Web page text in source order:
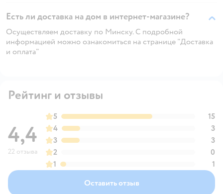
Есть ли доставка на дом в интернет-магазине?
Осуществляем доставку по Минску. С подробной
информацией можно ознакомиться на странице "Доставка
и оплата"
Рейтинг и отзывы
4,4
22 отзыва
5
15
4
3
3
3
2
0
1
1
Оставить отзыв